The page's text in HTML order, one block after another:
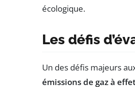
écologique.
Les défis
Un des défis majeurs
émissions de gaz à